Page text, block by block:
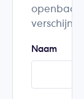
openbaar
verschijnen.
Naam